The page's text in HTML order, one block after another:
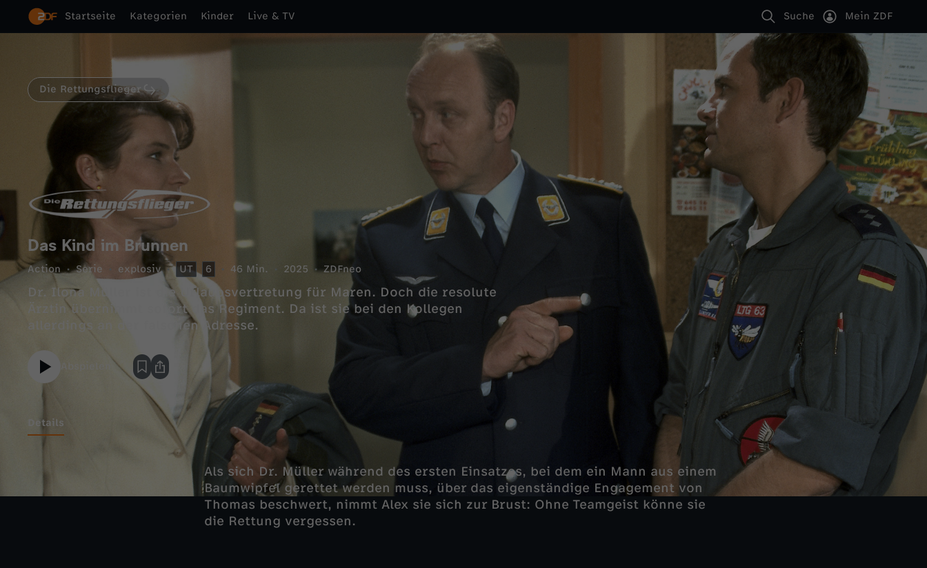
Startseite Kategorien Kinder Live & TV Suche Mein ZDF
Die Rettungsflieger
Das Kind im Brunnen
Action Serie explosiv UT 6 46 Min. 2025 ZDFneo
Dr. Ilona Müller ist die Urlaubsvertretung für Maren. Doch die resolute
Ärztin übernimmt sofort das Regiment. Da ist sie bei den Kollegen
allerdings an der falschen Adresse.
Details
Als sich Dr. Müller während des ersten Einsatzes, bei dem ein Mann aus einem
Baumwipfel gerettet werden muss, über das eigenständige Engagement von
Thomas beschwert, nimmt Alex sie sich zur Brust: Ohne Teamgeist könne sie
die Rettung vergessen.